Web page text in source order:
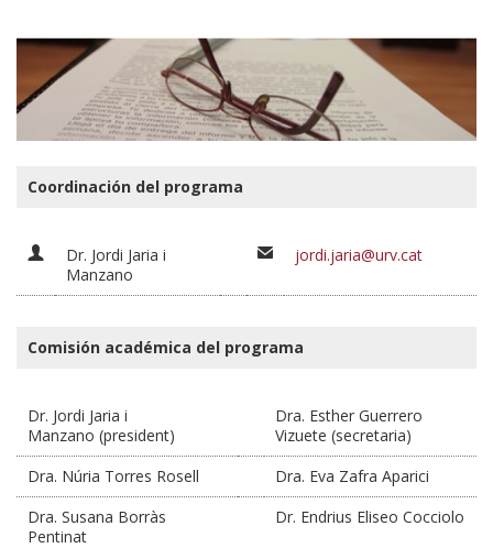
Coordinación del programa
Dr. Jordi Jaria i
Manzano
jordi.jaria@urv.cat
Comisión académica del programa
Dr. Jordi Jaria i
Manzano (president)
Dra. Esther Guerrero
Vizuete (secretaria)
Dra. Núria Torres Rosell
Dra. Eva Zafra Aparici
Dra. Susana Borràs
Pentinat
Dr. Endrius Eliseo Cocciolo